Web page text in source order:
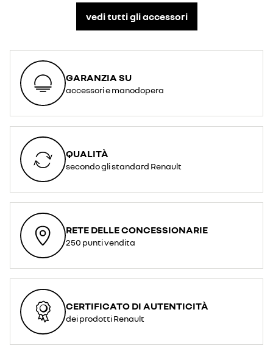
vedi tutti gli accessori​
GARANZIA SU
accessori e manodopera
QUALITÀ
secondo gli standard Renault
RETE DELLE CONCESSIONARIE
250 punti vendita
CERTIFICATO DI AUTENTICITÀ
dei prodotti Renault